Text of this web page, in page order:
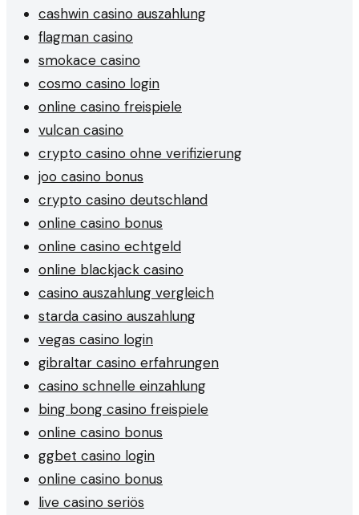
cashwin casino auszahlung
flagman casino
smokace casino
cosmo casino login
online casino freispiele
vulcan casino
crypto casino ohne verifizierung
joo casino bonus
crypto casino deutschland
online casino bonus
online casino echtgeld
online blackjack casino
casino auszahlung vergleich
starda casino auszahlung
vegas casino login
gibraltar casino erfahrungen
casino schnelle einzahlung
bing bong casino freispiele
online casino bonus
ggbet casino login
online casino bonus
live casino seriös